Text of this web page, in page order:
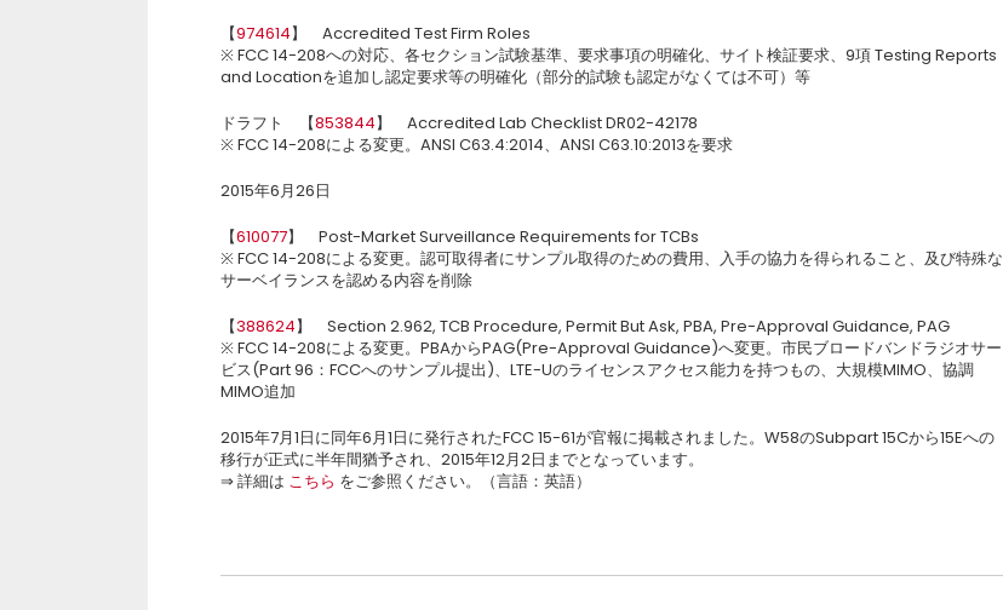
【974614】 Accredited Test Firm Roles
※ FCC 14-208への対応、各セクション試験基準、要求事項の明確化、サイト検証要求、9項 Testing Reports
and Locationを追加し認定要求等の明確化（部分的試験も認定がなくては不可）等
ドラフト 【853844】 Accredited Lab Checklist DR02-42178
※ FCC 14-208による変更。ANSI C63.4:2014、ANSI C63.10:2013を要求
2015年6月26日
【610077】 Post-Market Surveillance Requirements for TCBs
※ FCC 14-208による変更。認可取得者にサンプル取得のための費用、入手の協力を得られること、及び特殊な
サーベイランスを認める内容を削除
【388624】 Section 2.962, TCB Procedure, Permit But Ask, PBA, Pre-Approval Guidance, PAG
※ FCC 14-208による変更。PBAからPAG(Pre-Approval Guidance)へ変更。市民ブロードバンドラジオサー
ビス(Part 96：FCCへのサンプル提出)、LTE-Uのライセンスアクセス能力を持つもの、大規模MIMO、協調
MIMO追加
2015年7月1日に同年6月1日に発行されたFCC 15-61が官報に掲載されました。W58のSubpart 15Cから15Eへの
移行が正式に半年間猶予され、2015年12月2日までとなっています。
⇒ 詳細は こちら をご参照ください。（言語：英語）